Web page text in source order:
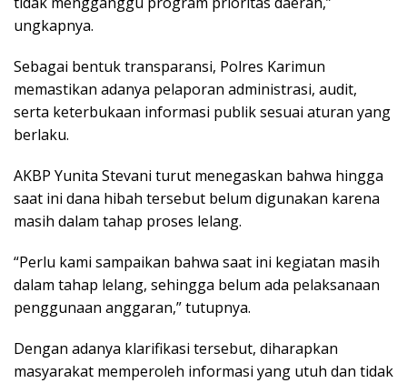
ungkapnya.
Sebagai bentuk transparansi, Polres Karimun
memastikan adanya pelaporan administrasi, audit,
serta keterbukaan informasi publik sesuai aturan yang
berlaku.
AKBP Yunita Stevani turut menegaskan bahwa hingga
saat ini dana hibah tersebut belum digunakan karena
masih dalam tahap proses lelang.
“Perlu kami sampaikan bahwa saat ini kegiatan masih
dalam tahap lelang, sehingga belum ada pelaksanaan
penggunaan anggaran,” tutupnya.
Dengan adanya klarifikasi tersebut, diharapkan
masyarakat memperoleh informasi yang utuh dan tidak